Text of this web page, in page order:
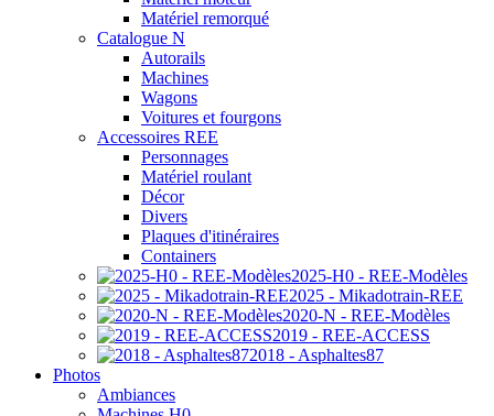
Matériel remorqué
Catalogue N
Autorails
Machines
Wagons
Voitures et fourgons
Accessoires REE
Personnages
Matériel roulant
Décor
Divers
Plaques d'itinéraires
Containers
2025-H0 - REE-Modèles
2025 - Mikadotrain-REE
2020-N - REE-Modèles
2019 - REE-ACCESS
2018 - Asphaltes87
Photos
Ambiances